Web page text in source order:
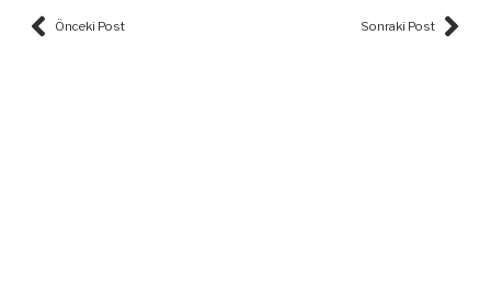
Prev
Önceki Post Sonraki Post